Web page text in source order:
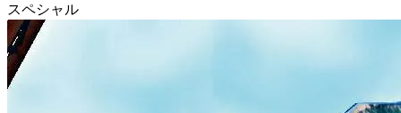
スペシャル